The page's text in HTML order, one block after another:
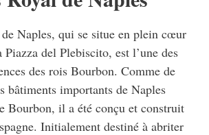
Naples, qui se situe en plein cœur
del Plebiscito, est l’une des
des rois Bourbon. Comme de
bâtiments importants de Naples
Bourbon, il a été conçu et construit
Initialement destiné à abriter